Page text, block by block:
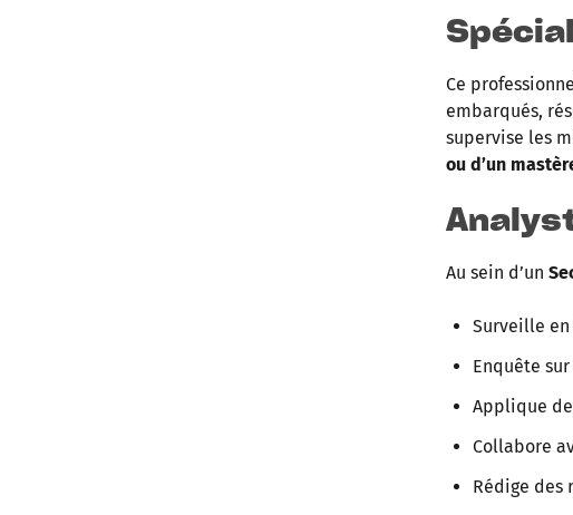
Ce
embarqués,
supervise les
ou d’un
Au sein d’un
Surveille
Enquête
Applique
Collabore
Rédige des